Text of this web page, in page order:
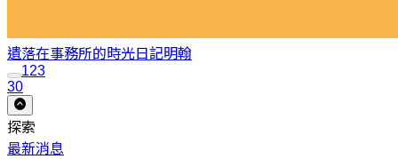
遺落在事務所的時光日記明翰
123
30
探索
最新消息